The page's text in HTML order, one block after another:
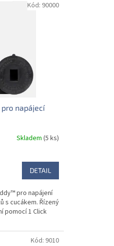
napájecí
Skladem (5 ks)
DETAIL
pro napájení
s cucákem. Řízený
pomocí 1 Click
Kód: 90000
Kód: 9010